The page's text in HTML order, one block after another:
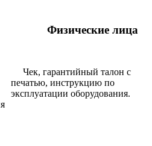
Физические лица
Чек, гарантийный талон с
печатью, инструкцию по
эксплуатации оборудования.